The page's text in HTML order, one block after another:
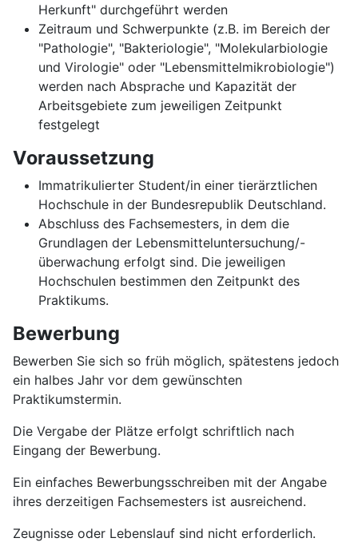
Herkunft" durchgeführt werden
Zeitraum und Schwerpunkte (z.B. im Bereich der
"Pathologie", "Bakteriologie", "Molekularbiologie
und Virologie" oder "Lebensmittelmikrobiologie")
werden nach Absprache und Kapazität der
Arbeitsgebiete zum jeweiligen Zeitpunkt
festgelegt
Voraussetzung
Immatrikulierter Student/in einer tierärztlichen
Hochschule in der Bundesrepublik Deutschland.
Abschluss des Fachsemesters, in dem die
Grundlagen der Lebensmitteluntersuchung/-
überwachung erfolgt sind. Die jeweiligen
Hochschulen bestimmen den Zeitpunkt des
Praktikums.
Bewerbung
Bewerben Sie sich so früh möglich, spätestens jedoch
ein halbes Jahr vor dem gewünschten
Praktikumstermin.
Die Vergabe der Plätze erfolgt schriftlich nach
Eingang der Bewerbung.
Ein einfaches Bewerbungsschreiben mit der Angabe
ihres derzeitigen Fachsemesters ist ausreichend.
Zeugnisse oder Lebenslauf sind nicht erforderlich.